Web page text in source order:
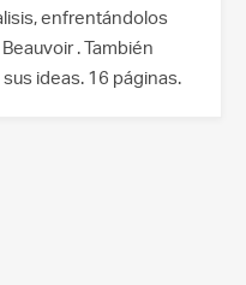
enfrentándolos
. También
ideas. 16 páginas.